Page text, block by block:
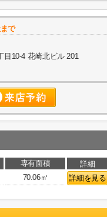
で
目10-4 花崎北ビル 201
専有面積 詳細
70.06㎡ 詳細を見る